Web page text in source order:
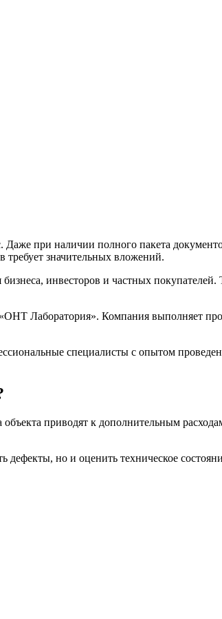
при наличии полного пакета
требует значительных вложений.
инвесторов и частных покупателей.
Лаборатория». Компания выполняет
специалисты с опытом
приводят к дополнительным
но и оценить техническое